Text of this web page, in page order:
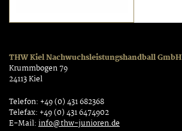
THW Kiel Nachwuchsleistungshandball GmbH
Krummbogen 79
24113 Kiel
Telefon: +49 (0) 431 682368
Telefax: +49 (0) 431 6474902
E-Mail:info@thw-junioren.de